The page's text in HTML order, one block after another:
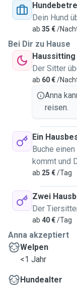
Dein Hund
ab 35 €/
Bei Dir zu Hause
Haussitting
Der Sitter
ab 60 €/
Anna
reisen.
Ein
Buche
kommt und
ab 25 €/Tag
Zwei
Der
ab 40 €/Tag
Anna akzeptiert
Welpen
<1 Jahr
Hundealter